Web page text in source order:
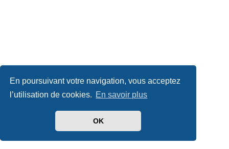
En poursuivant votre navigation, vous acceptez
l’utilisation de cookies. En savoir plus
OK